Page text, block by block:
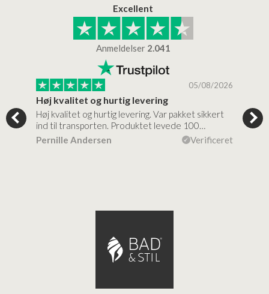
Excellent
Anmeldelser 2.041
05/08/2026
Høj kvalitet og hurtig levering
Høj kvalitet og hurtig levering. Var pakket sikkert
ind til transporten. Produktet levede 100…
Pernille Andersen
Verificeret